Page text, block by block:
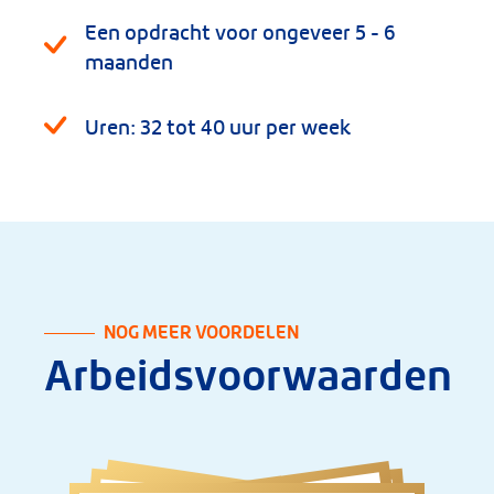
Een opdracht voor ongeveer 5 - 6
maanden
Uren: 32 tot 40 uur per week
NOG MEER VOORDELEN
Arbeidsvoorwaarden